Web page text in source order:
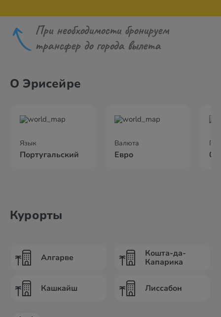
При необходимости бронируем
трансфер до города вылета
О Эрисейре
Язык
Португальский
Валюта
Евро
Курорты
Алгарве
Кашкайш
Кошта-да-
Капарика
Лиссабон